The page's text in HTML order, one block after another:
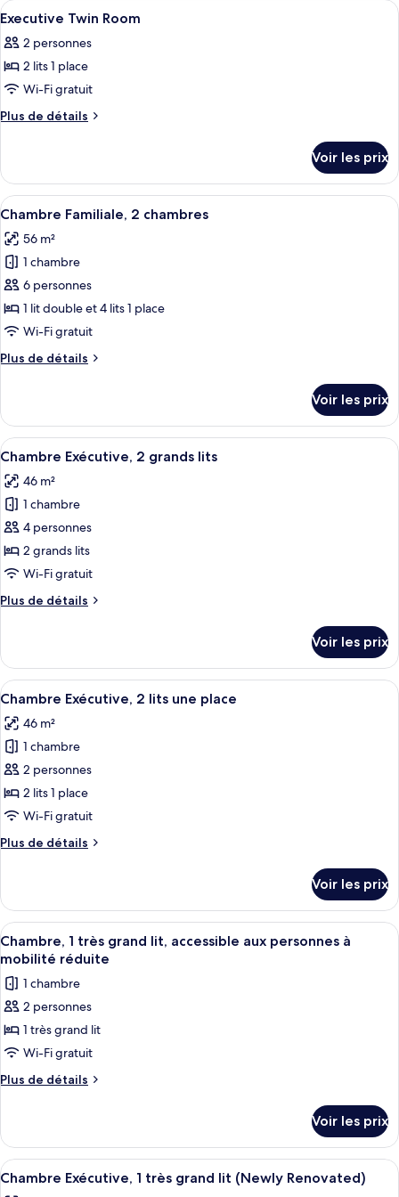
KING
BED
DELUXE
FAMILY
de
ONE
KING
DELUXE
FAMILY
Afficher
toutes
les
photos
pour
ce
chambre :
Executive
Twin
Room
Literie de qualité supérieure, coffres-
8
Executive Twin Room
2 personnes
2 lits 1 place
Wi-Fi gratuit
Plus de détails
Plus
le
type
de
Executive
Twin
Room
Voir les prix
Afficher
toutes
les
photos
pour
ce
type
chambre :
2
chambres
Chambre Familiale, 2 chambres |
7
Chambre Familiale, 2 chambres
56 m²
1 chambre
6 personnes
1 lit double et 4 lits 1 place
Wi-Fi gratuit
Plus de détails
Plus
le
type
de
Chambre
Familiale,
chambres
Voir les prix
Afficher
toutes
les
photos
pour
ce
type
chambre :
2
grands
lits
Chambre Exécutive, 2 grands lits |
5
Chambre Exécutive, 2 grands lits
46 m²
1 chambre
4 personnes
2 grands lits
Wi-Fi gratuit
Plus de détails
Plus
le
type
de
Chambre
Exécutive,
grands
lits
Voir les prix
Afficher
toutes
les
photos
pour
ce
type
chambre :
2
lits
une
place
Chambre Exécutive, 2 lits une place
9
Chambre Exécutive, 2 lits une place
46 m²
1 chambre
2 personnes
2 lits 1 place
Wi-Fi gratuit
Plus de détails
Plus
le
type
de
chambre
Exécutive,
2
une
place
Voir les prix
Afficher
toutes
les
photos
pour
ce
type
de
1
très
grand
Literie de qualité supérieure, coffres-
4
Chambre, 1 très grand lit, accessible aux personnes à
mobilité réduite
1 chambre
2 personnes
1 très grand lit
Wi-Fi gratuit
Plus de détails
Plus
le
type
de
Voir les prix
Afficher
toutes
Chambre Exécutive, 1 très grand lit
9
Chambre Exécutive, 1 très grand lit (Newly Renovated)